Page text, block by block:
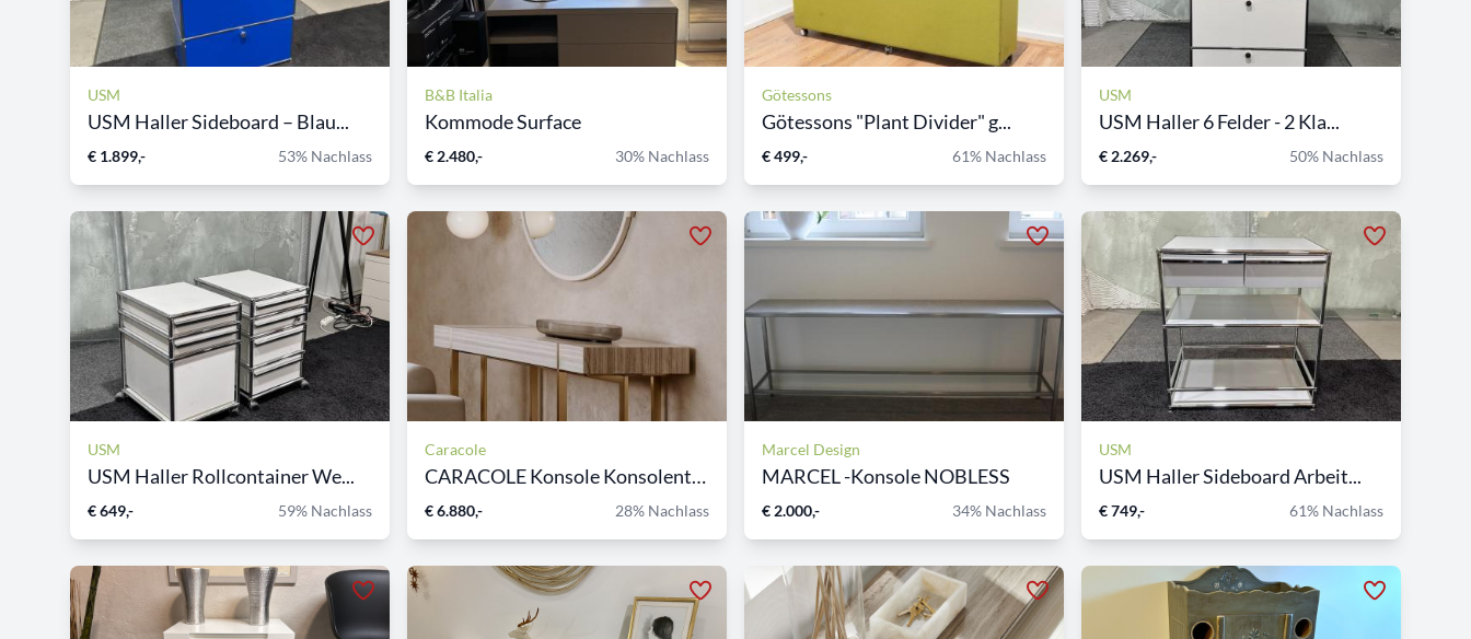
USM
USM Haller Sideboard – Blau...
€ 1.899,- 53% Nachlass
B&B Italia
Kommode Surface
€ 2.480,- 30% Nachlass
Götessons
Götessons "Plant Divider" g...
€ 499,- 61% Nachlass
USM
USM Haller 6 Felder - 2 Kla...
€ 2.269,- 50% Nachlass
USM
USM Haller Rollcontainer We...
€ 649,- 59% Nachlass
Caracole
CARACOLE Konsole Konsolenti...
€ 6.880,- 28% Nachlass
Marcel Design
MARCEL -Konsole NOBLESS
€ 2.000,- 34% Nachlass
USM
USM Haller Sideboard Arbeit...
€ 749,- 61% Nachlass